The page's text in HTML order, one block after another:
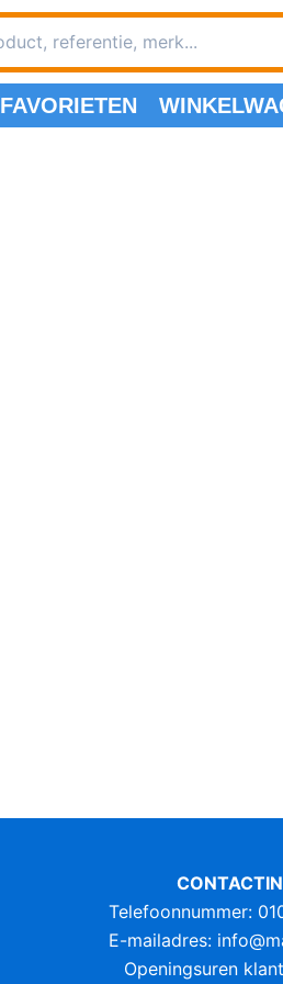
FAVORIETEN
Telefoonnummer:
E-mailadres:
Openingsuren